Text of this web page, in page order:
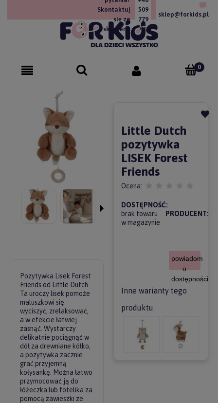
Skontaktuj
się ze
sklepem!
509
779
757
sklep@forkids.pl
Pozytywka Lisek Forest
Friends od Little Dutch.
Ta uroczy lisek pomoże
maluszkowi się
wyciszyć, zrelaksować,
a w efekcie łatwiej
zasnąć. Wystarczy
delikatnie pociągnąć w
dół za drewniane kółko,
a pozytywka zacznie
grać przyjemną
kołysankę. Można łatwo
przymocować ją do
łóżeczka lub fotelika za
pomocą zawieszki ze
Little Dutch
pozytywka
LISEK Forest
Friends
Ocena:
DOSTĘPNOŚĆ:
brak towaru
w magazynie
PRODUCENT:
powiadom
o
dostępności
Inne warianty tego
produktu